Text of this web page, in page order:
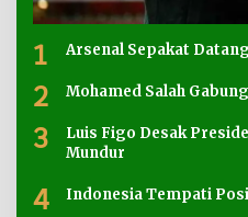
1 Arsenal Sepakat
2 Mohamed Salah
3
Luis Figo Desak
Mundur
4 Indonesia Tempati